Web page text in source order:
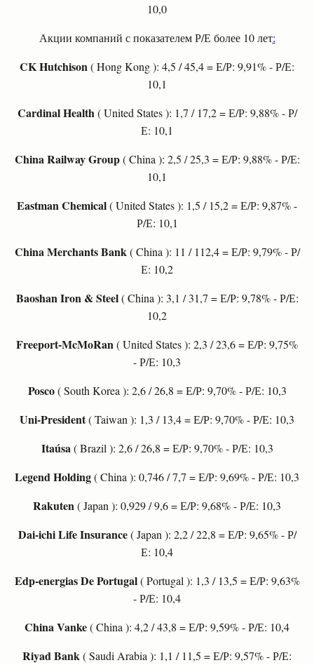
10,0
Акции компаний с показателем Р/Е более 10 лет:
CK Hutchison( Hong Kong ): 4,5 / 45,4 = Е/Р: 9,91% - Р/Е:
10,1
Cardinal Health( United States ): 1,7 / 17,2 = Е/Р: 9,88% - Р/
Е: 10,1
China Railway Group( China ): 2,5 / 25,3 = Е/Р: 9,88% - Р/Е:
10,1
Eastman Chemical( United States ): 1,5 / 15,2 = Е/Р: 9,87% -
Р/Е: 10,1
China Merchants Bank ( China ): 11 / 112,4 = Е/Р: 9,79% - Р/
Е: 10,2
Baoshan Iron & Steel( China ): 3,1 / 31,7 = Е/Р: 9,78% - Р/Е:
10,2
Freeport-McMoRan( United States ): 2,3 / 23,6 = Е/Р: 9,75%
- Р/Е: 10,3
Posco( South Korea ): 2,6 / 26,8 = Е/Р: 9,70% - Р/Е: 10,3
Uni-President( Taiwan ): 1,3 / 13,4 = Е/Р: 9,70% - Р/Е: 10,3
Itaúsa( Brazil ): 2,6 / 26,8 = Е/Р: 9,70% - Р/Е: 10,3
Legend Holding( China ): 0,746 / 7,7 = Е/Р: 9,69% - Р/Е: 10,3
Rakuten( Japan ): 0,929 / 9,6 = Е/Р: 9,68% - Р/Е: 10,3
Dai-ichi Life Insurance( Japan ): 2,2 / 22,8 = Е/Р: 9,65% - Р/
Е: 10,4
Edp-energias De Portugal( Portugal ): 1,3 / 13,5 = Е/Р: 9,63%
- Р/Е: 10,4
China Vanke( China ): 4,2 / 43,8 = Е/Р: 9,59% - Р/Е: 10,4
Riyad Bank( Saudi Arabia ): 1,1 / 11,5 = Е/Р: 9,57% - Р/Е: